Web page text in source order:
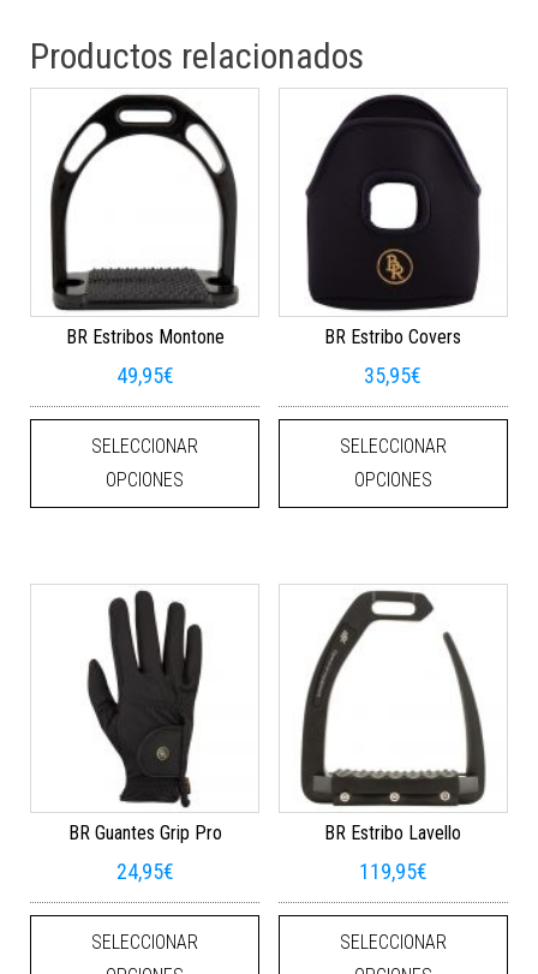
Productos relacionados
BR Estribos Montone
49,95€
SELECCIONAR
OPCIONES
Este producto tiene múltiples
BR Estribo Covers
35,95€
SELECCIONAR
OPCIONES
BR Guantes Grip Pro
24,95€
SELECCIONAR
Este producto tiene múltiples
BR Estribo Lavello
119,95€
SELECCIONAR